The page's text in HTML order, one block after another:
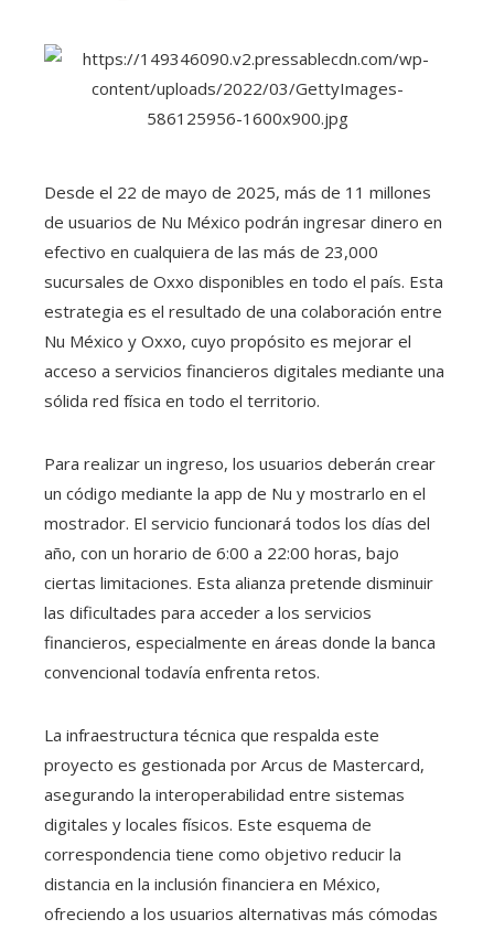
Desde el 22 de mayo de 2025, más de 11 millones
de usuarios de Nu México podrán ingresar dinero en
efectivo en cualquiera de las más de 23,000
sucursales de Oxxo disponibles en todo el país. Esta
estrategia es el resultado de una colaboración entre
Nu México y Oxxo, cuyo propósito es mejorar el
acceso a servicios financieros digitales mediante una
sólida red física en todo el territorio.
Para realizar un ingreso, los usuarios deberán crear
un código mediante la app de Nu y mostrarlo en el
mostrador. El servicio funcionará todos los días del
año, con un horario de 6:00 a 22:00 horas, bajo
ciertas limitaciones. Esta alianza pretende disminuir
las dificultades para acceder a los servicios
financieros, especialmente en áreas donde la banca
convencional todavía enfrenta retos.
La infraestructura técnica que respalda este
proyecto es gestionada por Arcus de Mastercard,
asegurando la interoperabilidad entre sistemas
digitales y locales físicos. Este esquema de
correspondencia tiene como objetivo reducir la
distancia en la inclusión financiera en México,
ofreciendo a los usuarios alternativas más cómodas